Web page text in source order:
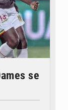
se